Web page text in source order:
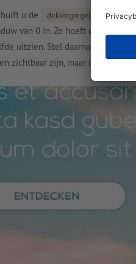
u de dekkingregelaar
van de
van 0 in. Zo hoeft u ook geen
uitzien. Stel daarna de
zichtbaar zijn, maar is nog iets